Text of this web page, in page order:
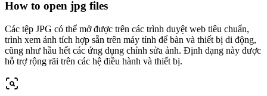
How to open jpg files
Các tệp JPG có thể mở được trên các trình duyệt web tiêu chuẩn,
trình xem ảnh tích hợp sẵn trên máy tính để bàn và thiết bị di động,
cũng như hầu hết các ứng dụng chỉnh sửa ảnh. Định dạng này được
hỗ trợ rộng rãi trên các hệ điều hành và thiết bị.